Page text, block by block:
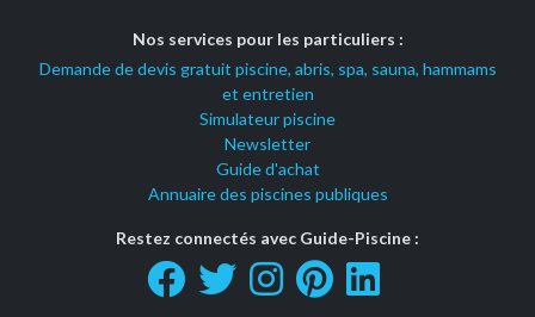
Nos services pour les particuliers :
Demande de devis gratuit piscine, abris, spa, sauna, hammams
et entretien
Simulateur piscine
Newsletter
Guide d'achat
Annuaire des piscines publiques
Restez connectés avec Guide-Piscine :